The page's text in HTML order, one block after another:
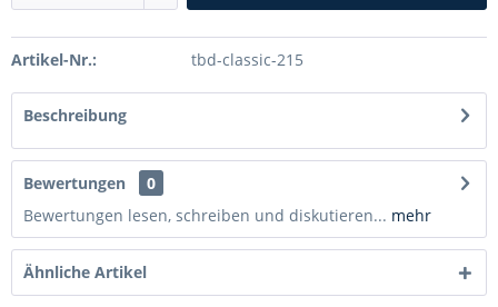
Artikel-Nr.: tbd-classic-215
Beschreibung
Bewertungen
0
Bewertungen lesen, schreiben und diskutieren... mehr
Ähnliche Artikel